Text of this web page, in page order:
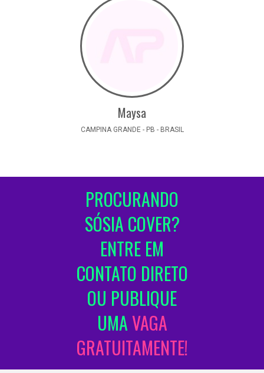
Maysa
CAMPINA GRANDE - PB - BRASIL
PROCURANDO
SÓSIA COVER?
ENTRE EM
CONTATO DIRETO
OU PUBLIQUE
UMAVAGA
GRATUITAMENTE!